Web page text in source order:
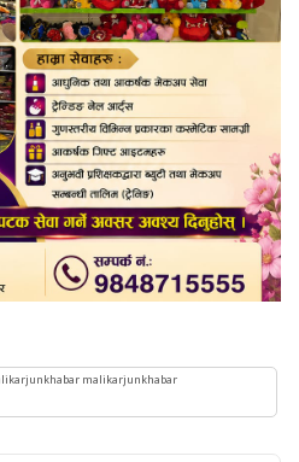
malikarjunkhabar